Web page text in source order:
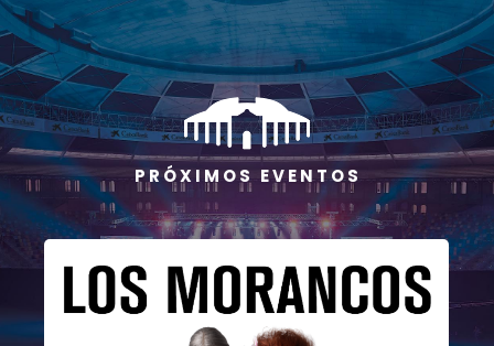
P R Ó X I M O S E V E N T O S